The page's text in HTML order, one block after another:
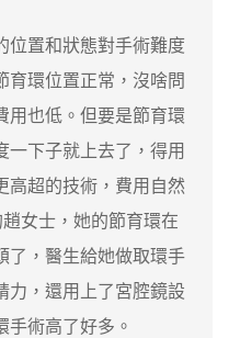
置和狀態對手術難度
育環位置正常，沒啥問
用也低。但要是節育環
一下子就上去了，得用
高超的技術，費用自然
女士，她的節育環在
了，醫生給她做取環手
力，還用上了宮腔鏡設
手術高了好多。